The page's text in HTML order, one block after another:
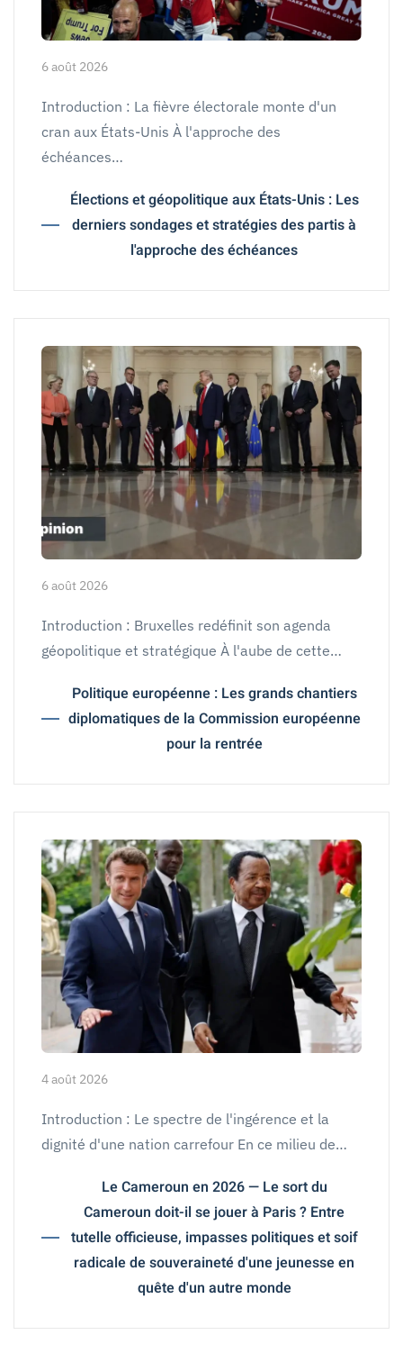
6 août 2026
Introduction : La fièvre électorale monte d'un
cran aux États-Unis À l'approche des
échéances…
Élections et géopolitique aux États-Unis : Les
derniers sondages et stratégies des partis à
l'approche des échéances
6 août 2026
Introduction : Bruxelles redéfinit son agenda
géopolitique et stratégique À l'aube de cette…
Politique européenne : Les grands chantiers
diplomatiques de la Commission européenne
pour la rentrée
4 août 2026
Introduction : Le spectre de l'ingérence et la
dignité d'une nation carrefour En ce milieu de…
Le Cameroun en 2026 — Le sort du
Cameroun doit-il se jouer à Paris ? Entre
tutelle officieuse, impasses politiques et soif
radicale de souveraineté d'une jeunesse en
quête d'un autre monde